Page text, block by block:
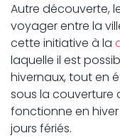
Autre découverte,
voyager entre la
cette initiative à la
laquelle il est
hivernaux, tout en
sous la couverture
fonctionne en
jours fériés.